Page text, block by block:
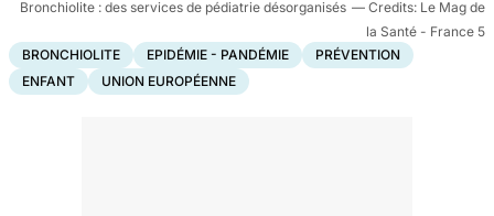
Bronchiolite : des services de pédiatrie désorganisés
Le Mag de
la Santé - France 5
BRONCHIOLITE
EPIDÉMIE - PANDÉMIE
PRÉVENTION
ENFANT
UNION EUROPÉENNE